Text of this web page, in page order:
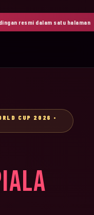
resmi dalam satu halaman
CUP 2026 •